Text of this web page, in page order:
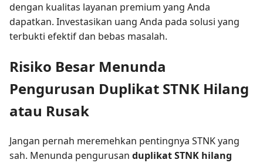
dengan kualitas layanan premium yang Anda
dapatkan. Investasikan uang Anda pada solusi yang
terbukti efektif dan bebas masalah.
Risiko Besar Menunda
Pengurusan Duplikat STNK Hilang
atau Rusak
Jangan pernah meremehkan pentingnya STNK yang
sah. Menunda pengurusan duplikat STNK hilang